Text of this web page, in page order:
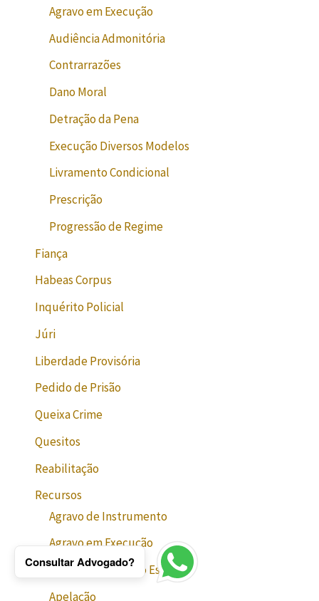
Agravo em Execução
Audiência Admonitória
Contrarrazões
Dano Moral
Detração da Pena
Execução Diversos Modelos
Livramento Condicional
Prescrição
Progressão de Regime
Fiança
Habeas Corpus
Inquérito Policial
Júri
Liberdade Provisória
Pedido de Prisão
Queixa Crime
Quesitos
Reabilitação
Recursos
Agravo de Instrumento
Agravo em Execução
Agravo em Recurso Especial
Apelação
Consultar Advogado?